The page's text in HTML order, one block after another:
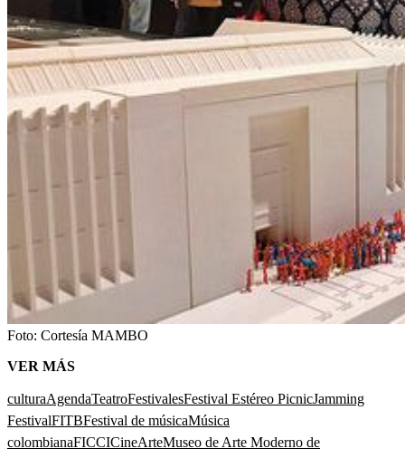
Foto: Cortesía MAMBO
VER MÁS
culturaAgendaTeatroFestivalesFestival Estéreo PicnicJamming
FestivalFITBFestival de músicaMúsica
colombianaFICCICineArteMuseo de Arte Moderno de